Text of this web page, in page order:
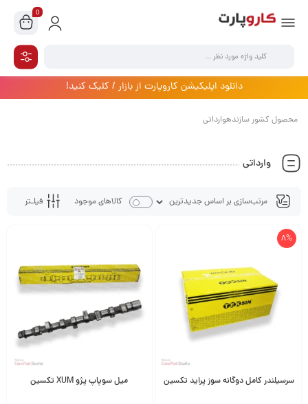
0
دانلود اپلیکیشن کاروپارت از بازار / کلیک کنید!
محصول کشور سازندهوارداتی
وارداتی
فیلـتر کالاهای موجود
8%
سرسیلندر کامل دوگانه سوز پراید تکسین میل سوپاپ پژو XUM تکسین